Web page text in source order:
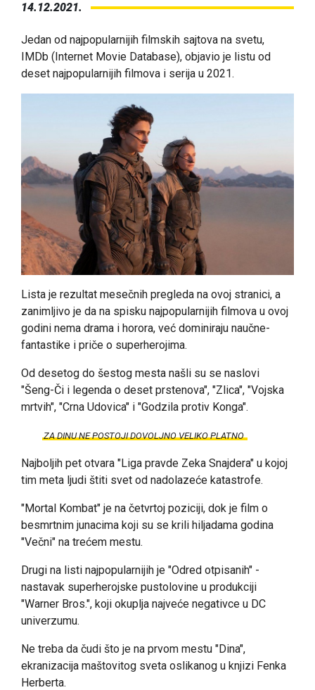
14.12.2021.
Jedan od najpopularnijih filmskih sajtova na svetu,
IMDb (Internet Movie Database), objavio je listu od
deset najpopularnijih filmova i serija u 2021.
Lista je rezultat mesečnih pregleda na ovoj stranici, a
zanimljivo je da na spisku najpopularnijih filmova u ovoj
godini nema drama i horora, već dominiraju naučne-
fantastike i priče o superherojima.
Od desetog do šestog mesta našli su se naslovi
"Šeng-Či i legenda o deset prstenova", "Zlica", "Vojska
mrtvih", "Crna Udovica" i "Godzila protiv Konga".
ZA DINU NE POSTOJI DOVOLJNO VELIKO PLATNO
Najboljih pet otvara "Liga pravde Zeka Snajdera" u kojoj
tim meta ljudi štiti svet od nadolazeće katastrofe.
"Mortal Kombat" je na četvrtoj poziciji, dok je film o
besmrtnim junacima koji su se krili hiljadama godina
"Večni" na trećem mestu.
Drugi na listi najpopularnijih je "Odred otpisanih" -
nastavak superherojske pustolovine u produkciji
"Warner Bros.", koji okuplja najveće negativce u DC
univerzumu.
Ne treba da čudi što je na prvom mestu "Dina",
ekranizacija maštovitog sveta oslikanog u knjizi Fenka
Herberta.